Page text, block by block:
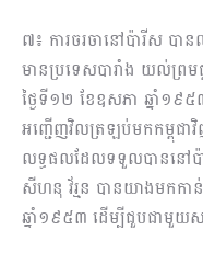
៧៖ ការចរចានៅប៉ារីស
មានប្រទេសបារាំង យល់ព្រ
ថ្ងៃទី១២ ខែឧសភា ឆ្នាំ១
អញ្ជើញវិលត្រឡប់មកកម្ពុជា
លទ្ធផលដែលទទួលបាននៅប៉
សីហនុ វ័រ្មន បានយាងមកកា
ឆ្នាំ១៩៥៣ ដើម្បីជួបជាមួយស